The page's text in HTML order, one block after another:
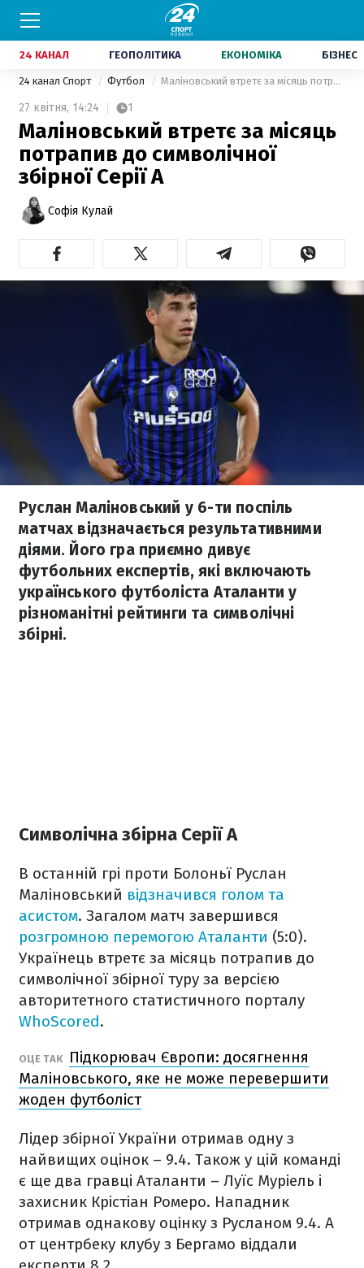
24 КАНАЛ ГЕОПОЛІТИКА ЕКОНОМІКА БІЗНЕС
24 канал Спорт Футбол Маліновський втретє за місяць потрапив до символічної збірної Серії A
27 квітня, 14:24 1
Маліновський втретє за місяць
потрапив до символічної
збірної Серії A
Софія Кулай
Руслан Маліновський у 6-ти поспіль
матчах відзначається результативними
діями. Його гра приємно дивує
футбольних експертів, які включають
українського футболіста Аталанти у
різноманітні рейтинги та символічні
збірні.
Символічна збірна Серії А
В останній грі проти Болоньї Руслан
Маліновський відзначився голом та
асистом. Загалом матч завершився
розгромною перемогою Аталанти (5:0).
Українець втретє за місяць потрапив до
символічної збірної туру за версією
авторитетного статистичного порталу
WhoScored.
ОЦЕ ТАК
Підкорювач Європи: досягнення
Маліновського, яке не може перевершити
жоден футболіст
Лідер збірної України отримав одну з
найвищих оцінок – 9.4. Також у цій команді
є ще два гравці Аталанти – Луїс Муріель і
захисник Крістіан Ромеро. Нападник
отримав однакову оцінку з Русланом 9.4. А
от центрбеку клубу з Бергамо віддали